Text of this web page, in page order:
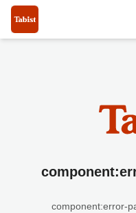
component:error-